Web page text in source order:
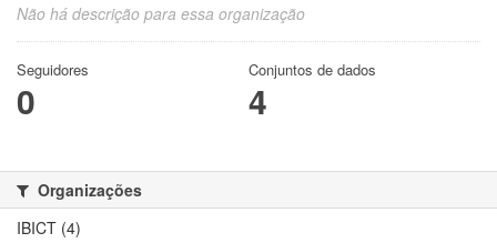
Não há descrição para essa organização
Seguidores
0
Conjuntos de dados
4
Organizações
IBICT (4)